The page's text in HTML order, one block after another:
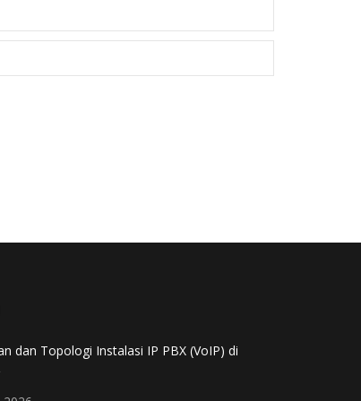
dan Topologi Instalasi IP PBX (VoIP) di